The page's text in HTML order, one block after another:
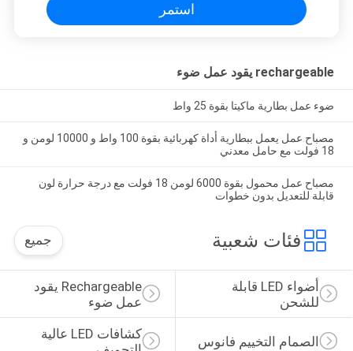
استمر
rechargeable يقود عمل ضوء
ضوء عمل بطارية ماكيتا بقوة 25 واط
مصباح عمل يعمل ببطارية أداة كهربائية بقوة 100 واط و 10000 لومن و
18 فولت مع حامل معدني
مصباح عمل محمول بقوة 6000 لومن 18 فولت مع درجة حرارة لون
قابلة للتعديل بدون خطوات
فئات شعبية جميع
Rechargeable يقود
عمل ضوء
أضواء LED قابلة
للشحن
كشافات LED عالية
الصمام التخييم فانوس